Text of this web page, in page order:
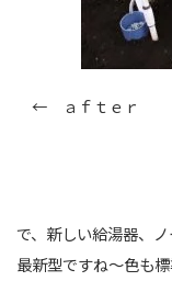
← ａｆｔｅｒ
で、新しい給湯器、
最新型ですね～色も